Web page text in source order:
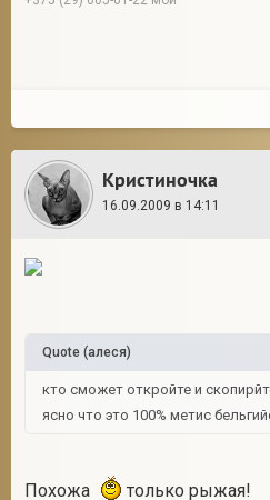
Кристиночка
16.09.2009 в 14:11
Quote (алеся)
кто сможет откройте и
ясно что это 100% метис
Похожа только рыжая!